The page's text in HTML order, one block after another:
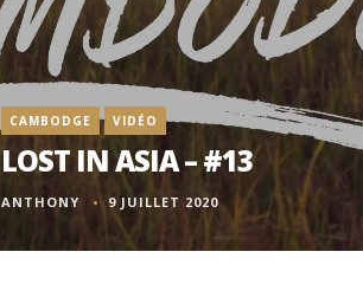
CAMBODGE VIDÉO
LOST IN ASIA – #13
ANTHONY 9 JUILLET 2020